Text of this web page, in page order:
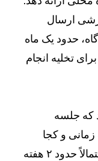
ارسال
یک ماه
تخلیه انجام
جلسه
و کجا
برگزار خواهد شد. جلسه رسیدگی احتمالاً حدود ۲ هفته